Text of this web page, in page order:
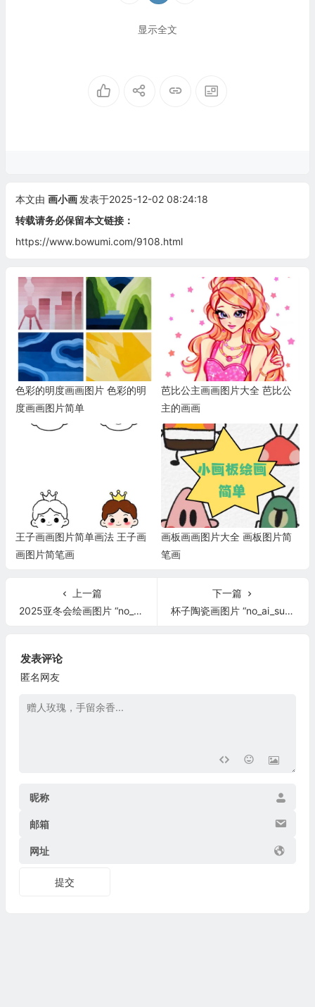
显示全文
本文由 画小画 发表于2025-12-02 08:24:18
转载请务必保留本文链接：
https://www.bowumi.com/9108.html
色彩的明度画画图片 色彩的明
度画画图片简单
芭比公主画画图片大全 芭比公
主的画画
王子画画图片简单画法 王子画
画图片简笔画
画板画画图片大全 画板图片简
笔画
上一篇
2025亚冬会绘画图片 “no_ai_sug”:false}
下一篇
杯子陶瓷画图片 “no_ai_sug”:false}
发表评论
匿名网友
昵称
邮箱
网址
提交